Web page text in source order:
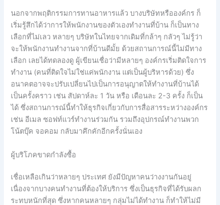
นอกจากพฤติกรรมการทานอาหารแล้ว บางบริษัทหรือองค์กร ก็
เริ่มรู้สึกได้ว่าการให้พนักงานของตัวเองทำงานที่บ้าน ก็เป็นทาง
เลือกที่ไม่เลว หลายๆ บริษัทในไทยจากเดิมที่กล้าๆ กลัวๆ ไม่รู้ว่า
จะให้พนักงานทำงานจากที่บ้านดีมั้ย ด้วยสถานการณ์นี้ไม่มีทาง
เลือก เลยได้ทดลองดู ผู้เขียนเชื่อว่ามีหลายๆ องค์กรเริ่มติดใจการ
ทำงาน (คนที่ติดใจไม่ใช่แค่พนักงาน แต่เป็นผู้บริหารด้วย) ซึ่ง
อนาคตอาจจะปรับเปลี่ยนไปเป็นการอนุญาตให้ทำงานที่บ้านได้
เป็นครั้งคราว เช่น สัปดาห์ละ 1 วัน หรือ เดือนละ 2-3 ครั้ง ก็เป็น
ได้ ซึ่งสถานการณ์นี้ทำให้ธุรกิจเกี่ยวกับการสื่อสารระหว่างองค์กร
เช่น อีเมล ซอฟท์แวร์ทำงานร่วมกัน รวมถึงอุปกรณ์ทำงานพวก
โน้ตบุ๊ค จอคอม กลับมาคึกคักอีกครั้งนั่นเอง
ผู้บริโภคขาดกำลังซื้อ
เชื่อเหลือเกินว่าหลายๆ ประเทศ ยังมีปัญหาคนว่างงานกันอยู่
เนื่องจากบางคนทำงานที่ต้องให้บริการ ซึ่งเป็นธุรกิจที่ได้รับผลก
ระทบหนักที่สุด ซึ่งหากคนหลายๆ กลุ่มไม่ได้ทำงาน ก็ทำให้ไม่มี